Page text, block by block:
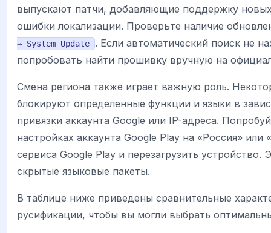
выпускают патчи, добавляющие поддержку
ошибки локализации. Проверьте наличие
→ System Update
. Если автоматический поиск не
попробовать найти прошивку вручную на
Смена региона также играет важную роль.
блокируют определенные функции и языки в
привязки аккаунта Google или IP-адреса.
настройках аккаунта Google Play на «Россия» или
сервиса Google Play и перезагрузить устройство.
скрытые языковые пакеты.
В таблице ниже приведены сравнительные
русификации, чтобы вы могли выбрать